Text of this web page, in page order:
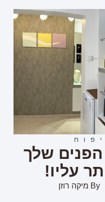
שלך
עליו!
By מיקה רוזן